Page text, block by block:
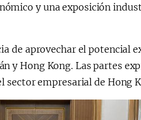
y una exposición
de aprovechar el potencial
y Hong Kong. Las partes
sector empresarial de Hong